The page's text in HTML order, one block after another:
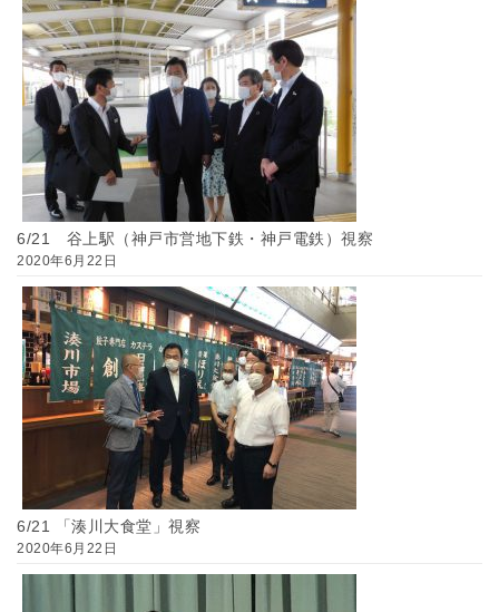
6/21 谷上駅（神戸市営地下鉄・神戸電鉄）視察
2020年6月22日
6/21 「湊川大食堂」視察
2020年6月22日